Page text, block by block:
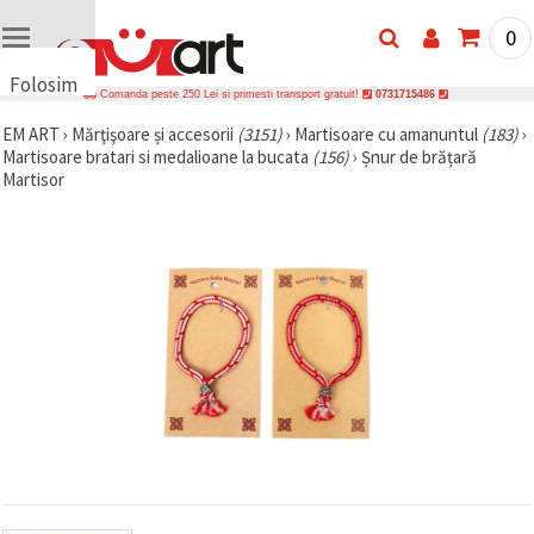
Folosim
uri
🍪 Folosim
cookie-uri
0
Comanda peste 250 Lei si primesti transport gratuit! 0731715486
EM ART › Mărţişoare și accesorii (3151)› Martisoare cu amanuntul (183)›
Martisoare bratari si medalioane la bucata (156)› Șnur de brățară
Martisor